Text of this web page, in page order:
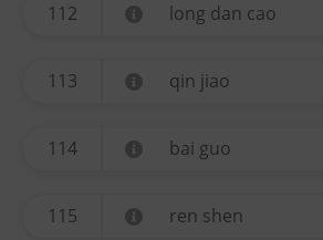
112 long dan cao
113 qin jiao
114 bai guo
115 ren shen